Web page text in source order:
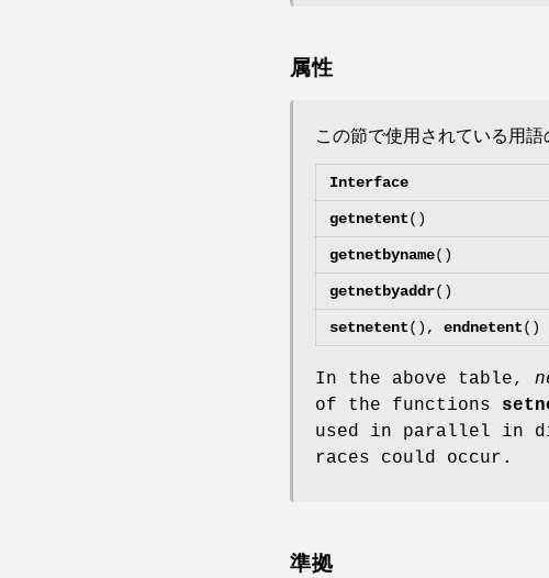
属性
この節で使用されている用
Interface
getnetent()
getnetbyname()
getnetbyaddr()
setnetent(), endnetent()
In the above table,
of the functions
used in parallel in
races could occur.
準拠